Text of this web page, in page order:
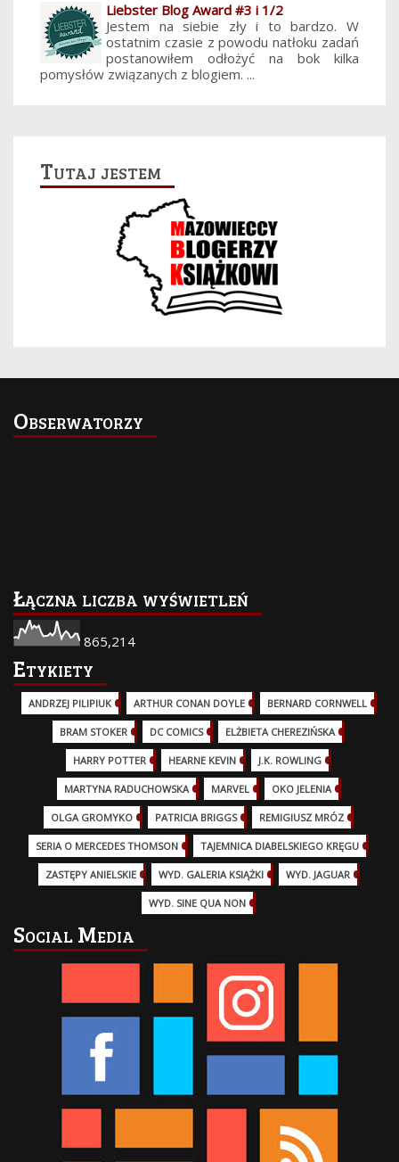
Liebster Blog Award #3 i 1/2
Jestem na siebie zły i to bardzo. W
ostatnim czasie z powodu natłoku zadań
postanowiłem odłożyć na bok kilka
pomysłów związanych z blogiem. ...
Tutaj jestem
Obserwatorzy
Łączna liczba wyświetleń
865,214
Etykiety
ANDRZEJ PILIPIUK (29)ARTHUR CONAN DOYLE BERNARD CORNWELL
BRAM STOKER DC COMICS (17)ELŻBIETA CHEREZIŃSKA
HARRY POTTER (13)HEARNE KEVIN J.K. ROWLING
MARTYNA RADUCHOWSKA MARVEL (32)OKO JELENIA
OLGA GROMYKO PATRICIA BRIGGS (12)REMIGIUSZ MRÓZ
SERIA O MERCEDES THOMSON (11)TAJEMNICA DIABELSKIEGO KRĘGU
ZASTĘPY ANIELSKIE WYD. GALERIA KSIĄŻKI WYD. JAGUAR
WYD. SINE QUA NON
Social Media